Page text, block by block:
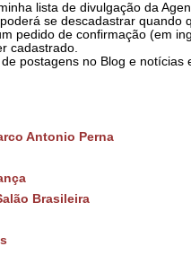
lista de divulgação da
se descadastrar quando
pedido de confirmação (em
cadastrado.
postagens no Blog e notícias
Antonio Perna
Brasileira